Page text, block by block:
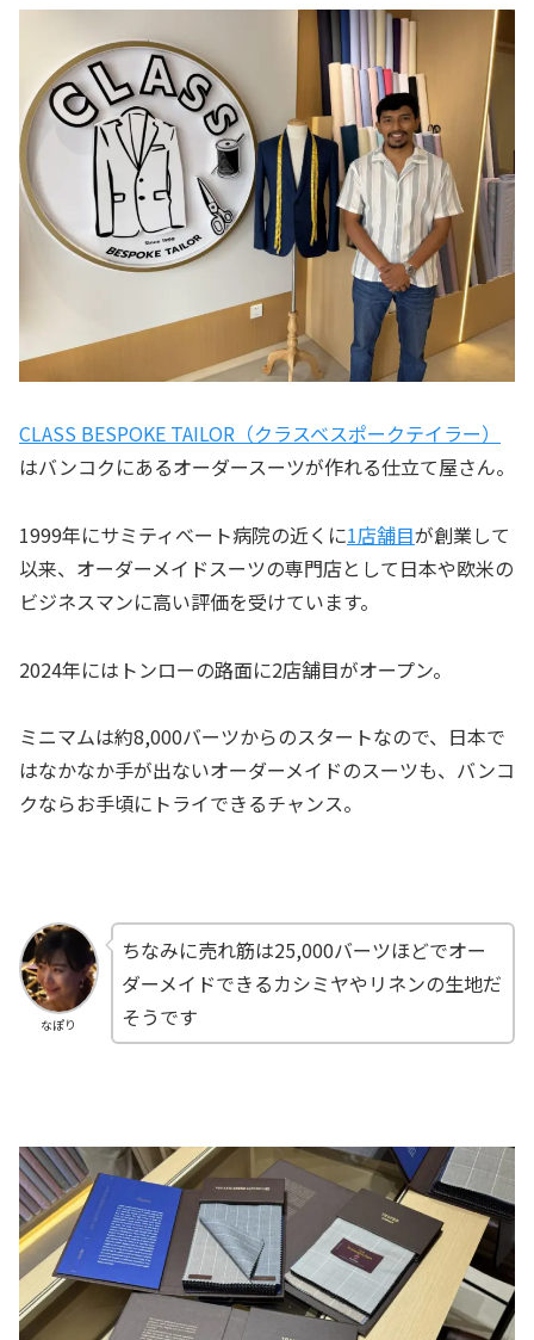
CLASS BESPOKE TAILOR（クラスベスポークテイラー）
はバンコクにあるオーダースーツが作れる仕立て屋さん。
1999年にサミティべート病院の近くに1店舗目が創業して
以来、オーダーメイドスーツの専門店として日本や欧米の
ビジネスマンに高い評価を受けています。
2024年にはトンローの路面に2店舗目がオープン。
ミニマムは約8,000バーツからのスタートなので、日本で
はなかなか手が出ないオーダーメイドのスーツも、バンコ
クならお手頃にトライできるチャンス。
なぽり
ちなみに売れ筋は25,000バーツほどでオー
ダーメイドできるカシミヤやリネンの生地だ
そうです